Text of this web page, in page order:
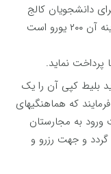
دانشجویان کالج
مک دانیل بصورت كاملا اختیاری و هزینه آن ۲۰۰ یورو است
پرداخت نماید.
بلیط كپی آن را یک
كه هماهنگیهای
ورود به مجارستان
و جهت رزرو و